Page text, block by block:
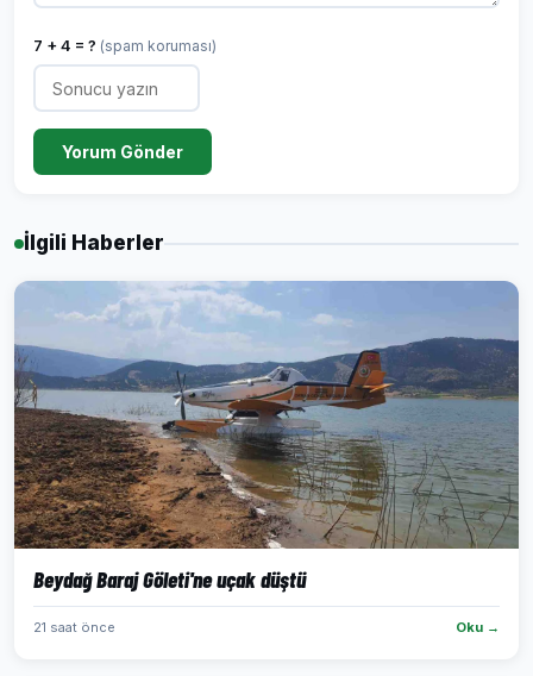
7 + 4 = ? (spam koruması)
Yorum Gönder
İlgili Haberler
Beydağ Baraj Göleti'ne uçak düştü
21 saat önce Oku →